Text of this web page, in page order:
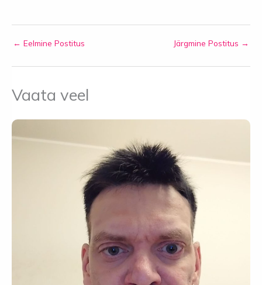
← Eelmine Postitus Järgmine Postitus →
Vaata veel